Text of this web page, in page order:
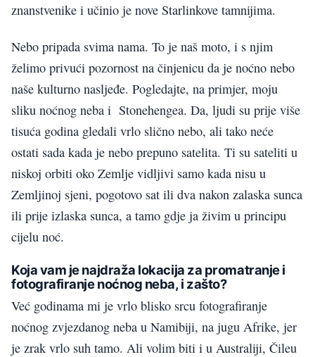
znanstvenike i učinio je nove Starlinkove tamnijima.
Nebo pripada svima nama. To je naš moto, i s njim
želimo privući pozornost na činjenicu da je noćno nebo
naše kulturno nasljeđe. Pogledajte, na primjer, moju
sliku noćnog neba i Stonehengea. Da, ljudi su prije više
tisuća godina gledali vrlo slično nebo, ali tako neće
ostati sada kada je nebo prepuno satelita. Ti su sateliti u
niskoj orbiti oko Zemlje vidljivi samo kada nisu u
Zemljinoj sjeni, pogotovo sat ili dva nakon zalaska sunca
ili prije izlaska sunca, a tamo gdje ja živim u principu
cijelu noć.
Koja vam je najdraža lokacija za promatranje i
fotografiranje noćnog neba, i zašto?
Već godinama mi je vrlo blisko srcu fotografiranje
noćnog zvjezdanog neba u Namibiji, na jugu Afrike, jer
je zrak vrlo suh tamo. Ali volim biti i u Australiji, Čileu